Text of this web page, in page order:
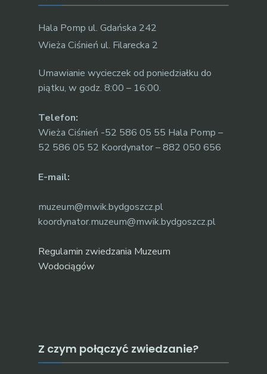
Hala Pomp ul. Gdańska 242
Wieża Ciśnień ul. Filarecka 2
Umawianie wycieczek od poniedziałku do
piątku, w godz. 8:00 – 16:00.
Telefon:
Wieża Ciśnień -52 586 05 55 Hala Pomp –
52 586 05 52 Koordynator – 882 050 656
E-mail:
muzeum@mwik.bydgoszcz.pl
koordynator.muzeum@mwik.bydgoszcz.pl
Regulamin zwiedzania Muzeum
Wodociągów
Z czym połączyć zwiedzanie?